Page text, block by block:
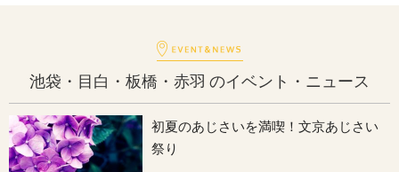
池袋・目白・板橋・赤羽 のイベント・ニュース
初夏のあじさいを満喫！文京あじさい
祭り